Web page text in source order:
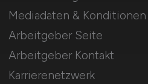
Mediadaten & Konditionen
Arbeitgeber Seite
Arbeitgeber Kontakt
Karrierenetzwerk